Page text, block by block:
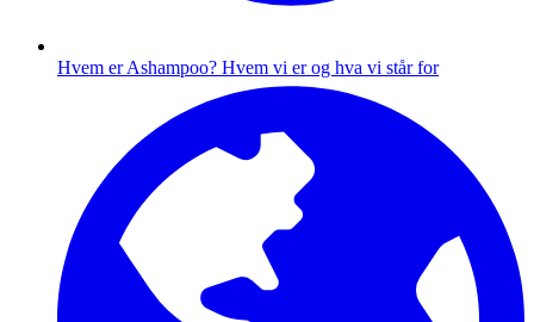
Hvem er Ashampoo? Hvem vi er og hva vi står for